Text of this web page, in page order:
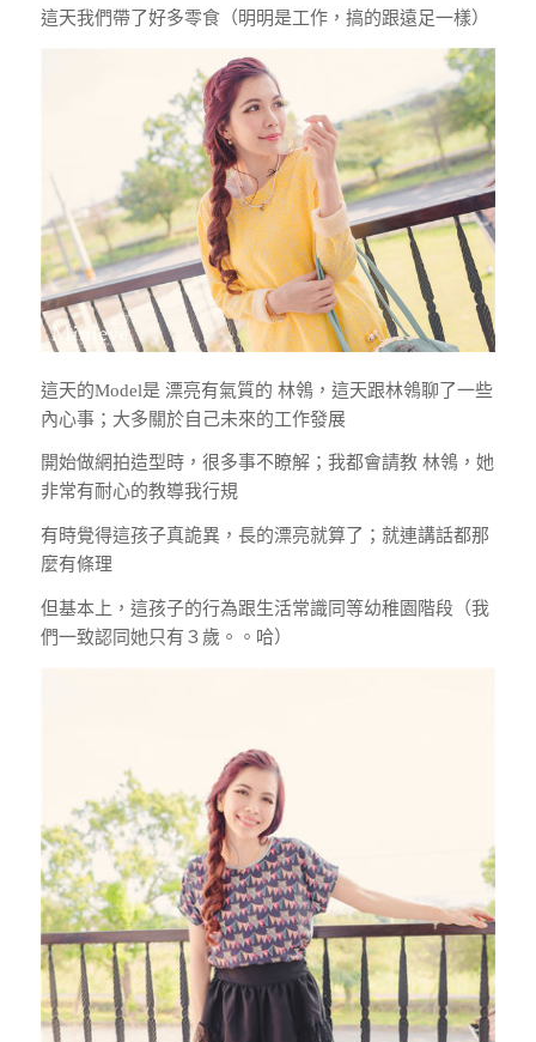
這天我們帶了好多零食（明明是工作，搞的跟遠足一樣）
這天的Model是 漂亮有氣質的 林鴒，這天跟林鴒聊了一些
內心事；大多關於自己未來的工作發展
開始做網拍造型時，很多事不瞭解；我都會請教 林鴒，她
非常有耐心的教導我行規
有時覺得這孩子真詭異，長的漂亮就算了；就連講話都那
麼有條理
但基本上，這孩子的行為跟生活常識同等幼稚園階段（我
們一致認同她只有３歲。。哈）